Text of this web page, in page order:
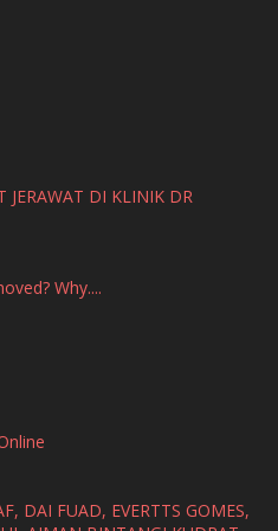
(4)
Meriahkan Stadium Merdeka
Intan
JERAWAT DI KLINIK DR
Why....
Freeclip 2 S Now Available
Lifestyle Beauty Blogs
IMAGING AND ALL-
DAI FUAD, EVERTTS GOMES,